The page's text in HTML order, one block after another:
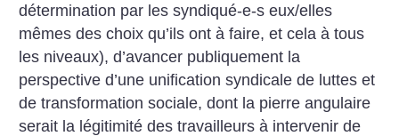
détermination par les syndiqué-e-s eux/elles
mêmes des choix qu’ils ont à faire, et cela à tous
les niveaux), d’avancer publiquement la
perspective d’une unification syndicale de luttes et
de transformation sociale, dont la pierre angulaire
serait la légitimité des travailleurs à intervenir de